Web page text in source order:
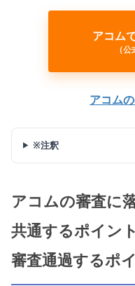
アコム
（
アコム
※注釈
アコムの審査に
共通するポイン
審査通過するポ